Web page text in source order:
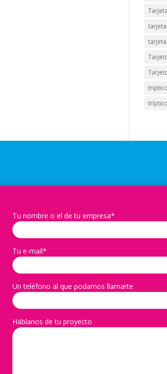
Tu nombre o el de tu empresa*
Tu e-mail*
Un teléfono al que podamos llamarte
Háblanos de tu proyecto